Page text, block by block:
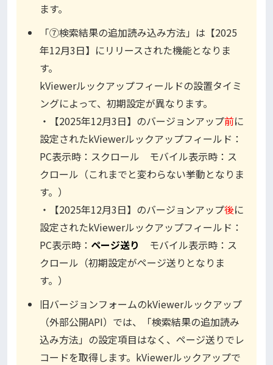
ます。
「⑦検索結果の追加読み込み方法」は【2025
年12月3日】にリリースされた機能となりま
す。
kViewerルックアップフィールドの設置タイミ
ングによって、初期設定が異なります。
・【2025年12月3日】のバージョンアップ前に
設定されたkViewerルックアップフィールド：
PC表示時：スクロール モバイル表示時：ス
クロール（これまでと変わらない挙動となりま
す。）
・【2025年12月3日】のバージョンアップ後に
設定されたkViewerルックアップフィールド：
PC表示時： ページ送り
モバイル表示時：ス
クロール（初期設定がページ送りとなりま
す。）
旧バージョンフォームのkViewerルックアップ
（外部公開API）では、「検索結果の追加読み
込み方法」の設定項目はなく、ページ送りでレ
コードを取得します。kViewerルックアップで